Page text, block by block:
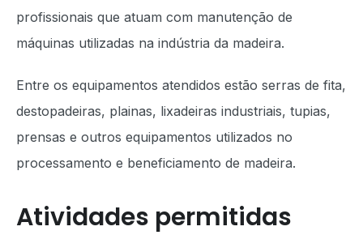
profissionais que atuam com manutenção de
máquinas utilizadas na indústria da madeira.
Entre os equipamentos atendidos estão serras de fita,
destopadeiras, plainas, lixadeiras industriais, tupias,
prensas e outros equipamentos utilizados no
processamento e beneficiamento de madeira.
Atividades permitidas